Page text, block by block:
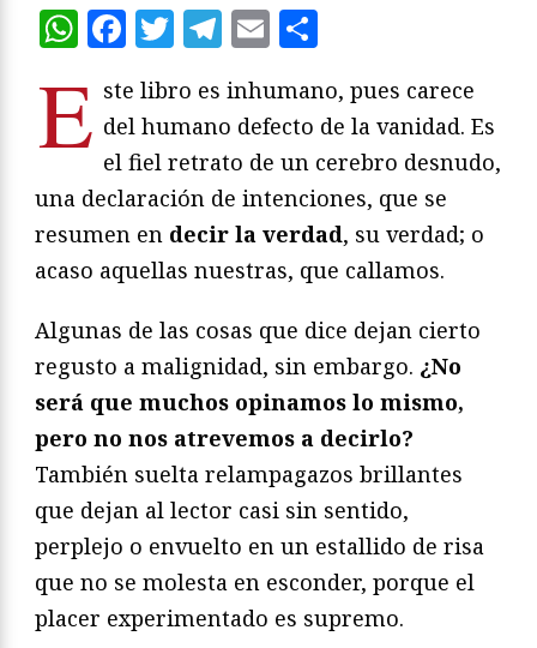
WhatsApp
Facebook
Twitter
Telegram
Email
E ste libro es inhumano, pues carece
del humano defecto de la vanidad. Es
el fiel retrato de un cerebro desnudo,
una declaración de intenciones, que se
resumen en decir la verdad, su verdad; o
acaso aquellas nuestras, que callamos.
Algunas de las cosas que dice dejan cierto
regusto a malignidad, sin embargo. ¿No
será que muchos opinamos lo mismo,
pero no nos atrevemos a decirlo?
También suelta relampagazos brillantes
que dejan al lector casi sin sentido,
perplejo o envuelto en un estallido de risa
que no se molesta en esconder, porque el
placer experimentado es supremo.